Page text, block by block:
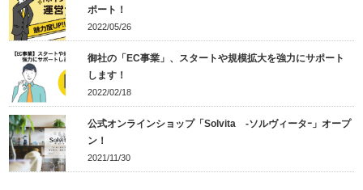
ポート！
2022/05/26
御社の「EC事業」、スタートや規模拡大を強力にサポート
します！
2022/02/18
公式オンラインショップ「Solvita -ソルヴィータｰ」オープ
ン！
2021/11/30